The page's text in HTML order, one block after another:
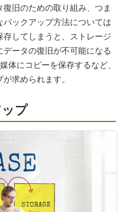
旧のための取り組み、つま
バックアップ方法については
してしまうと、ストレージ
ータの復旧が不可能になる
体にコピーを保存するなど、
求められます。
プ